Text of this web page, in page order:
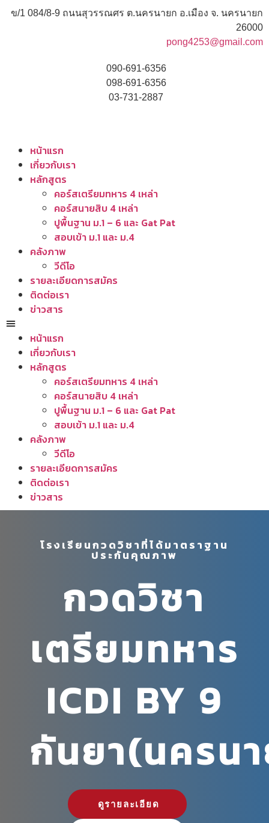
ข/1 084/8-9 ถนนสุวรรณศร ต.นครนายก อ.เมือง จ. นครนายก
26000
pong4253@gmail.com
090-691-6356
098-691-6356
03-731-2887
หน้าแรก
เกี่ยวกับเรา
หลักสูตร
คอร์สเตรียมทหาร 4 เหล่า
คอร์สนายสิบ 4 เหล่า
ปูพื้นฐาน ม.1 – 6 และ Gat Pat
สอบเข้า ม.1 และ ม.4
คลังภาพ
วีดีโอ
รายละเอียดการสมัคร
ติดต่อเรา
ข่าวสาร
หน้าแรก
เกี่ยวกับเรา
หลักสูตร
คอร์สเตรียมทหาร 4 เหล่า
คอร์สนายสิบ 4 เหล่า
ปูพื้นฐาน ม.1 – 6 และ Gat Pat
สอบเข้า ม.1 และ ม.4
คลังภาพ
วีดีโอ
รายละเอียดการสมัคร
ติดต่อเรา
ข่าวสาร
โรงเรียนกวดวิชาที่ได้มาตราฐาน
ประกันคุณภาพ
กวดวิชา
เตรียมทหาร
ICDI BY 9
กันยา(นครน
ดูรายละเอียด